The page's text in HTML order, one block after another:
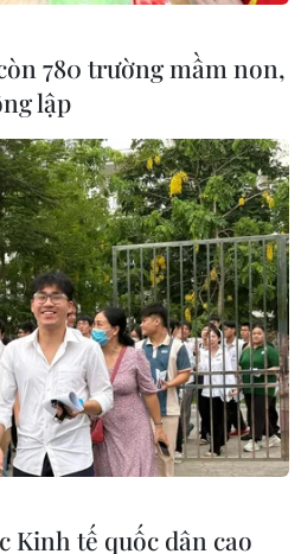
Yellen: Kinh tế Mỹ sẽ
6/4, Bộ trưởng Tài chính
tục dự đoán rằng nền kinh tế
lao động vẫn mạnh mẽ và
780 trường mầm non,
lập
tế quốc dân cao